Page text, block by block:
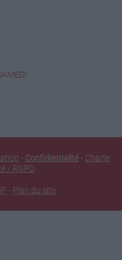
- Confidentialité- Charte
/ RGPD
- Plan du site